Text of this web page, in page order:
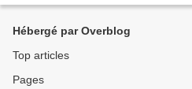
Hébergé par Overblog
Top articles
Pages